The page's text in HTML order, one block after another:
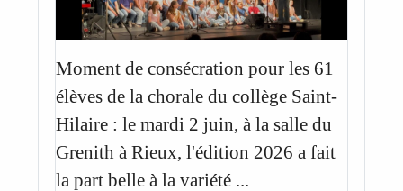
Moment de consécration pour les 61
élèves de la chorale du collège Saint-
Hilaire : le mardi 2 juin, à la salle du
Grenith à Rieux, l'édition 2026 a fait
la part belle à la variété ...